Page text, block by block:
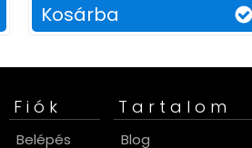
Kosárba
Fiók
Belépés
Tartalom
Blog